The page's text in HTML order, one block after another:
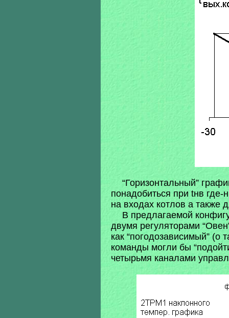
“Горизонтальный”
понадобиться при tнв
на входах котлов а также
В предлагаемой
двумя регуляторами
как “погодозависимый”
команды могли бы
четырьмя каналами